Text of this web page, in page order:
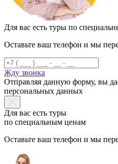
Для вас есть туры по
Оставьте ваш телефон и мы
Жду звонка
Отправляя данную форму, вы
персональных данных
Для вас есть туры
по специальным ценам
Оставьте ваш телефон и мы